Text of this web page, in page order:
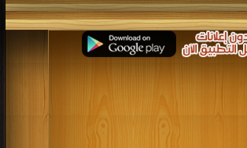
كتب 1969 كتب 1968
كتب 1967
كتب 1965 كتب 1964
كتب 1963
كتب 1961 كتب 1960
كتب 1959
كتب 1957
كتب 1952
كتب 1951